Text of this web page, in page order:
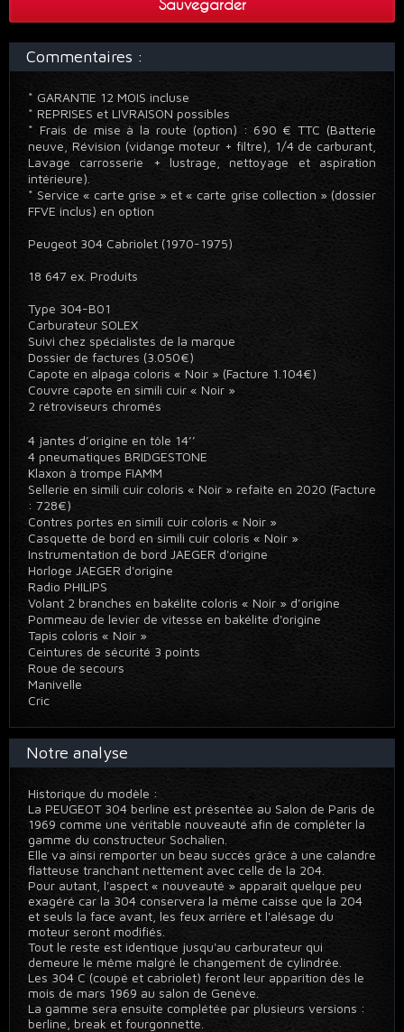
Sauvegarder
Commentaires :
* GARANTIE 12 MOIS incluse
* REPRISES et LIVRAISON possibles
* Frais de mise à la route (option) : 690 € TTC (Batterie
neuve, Révision (vidange moteur + filtre), 1/4 de carburant,
Lavage carrosserie + lustrage, nettoyage et aspiration
intérieure).
* Service « carte grise » et « carte grise collection » (dossier
FFVE inclus) en option
Peugeot 304 Cabriolet (1970-1975)
18 647 ex. Produits
Type 304-B01
Carburateur SOLEX
Suivi chez spécialistes de la marque
Dossier de factures (3.050€)
Capote en alpaga coloris « Noir » (Facture 1.104€)
Couvre capote en simili cuir « Noir »
2 rétroviseurs chromés
4 jantes d’origine en tôle 14’’
4 pneumatiques BRIDGESTONE
Klaxon à trompe FIAMM
Sellerie en simili cuir coloris « Noir » refaite en 2020 (Facture
: 728€)
Contres portes en simili cuir coloris « Noir »
Casquette de bord en simili cuir coloris « Noir »
Instrumentation de bord JAEGER d'origine
Horloge JAEGER d'origine
Radio PHILIPS
Volant 2 branches en bakélite coloris « Noir » d’origine
Pommeau de levier de vitesse en bakélite d'origine
Tapis coloris « Noir »
Ceintures de sécurité 3 points
Roue de secours
Manivelle
Cric
Notre analyse
Historique du modèle :
La PEUGEOT 304 berline est présentée au Salon de Paris de
1969 comme une véritable nouveauté afin de compléter la
gamme du constructeur Sochalien.
Elle va ainsi remporter un beau succès grâce à une calandre
flatteuse tranchant nettement avec celle de la 204.
Pour autant, l'aspect « nouveauté » apparaît quelque peu
exagéré car la 304 conservera la même caisse que la 204
et seuls la face avant, les feux arrière et l'alésage du
moteur seront modifiés.
Tout le reste est identique jusqu'au carburateur qui
demeure le même malgré le changement de cylindrée.
Les 304 C (coupé et cabriolet) feront leur apparition dès le
mois de mars 1969 au salon de Genève.
La gamme sera ensuite complétée par plusieurs versions :
berline, break et fourgonnette.